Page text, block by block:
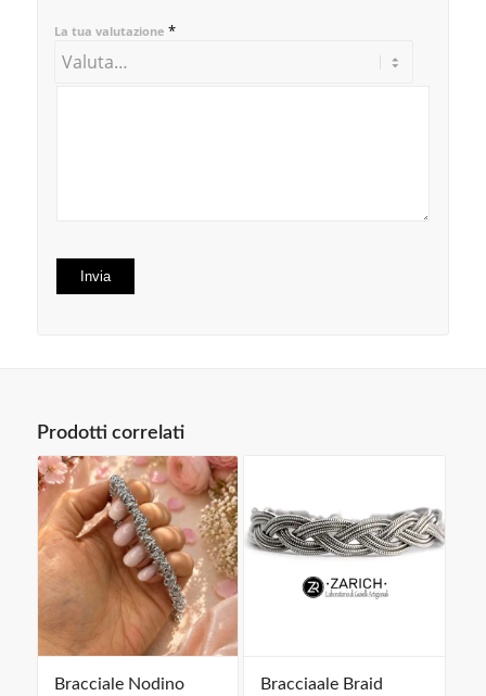
La tua valutazione *
Prodotti correlati
Bracciale Nodino
Bracciaale Braid